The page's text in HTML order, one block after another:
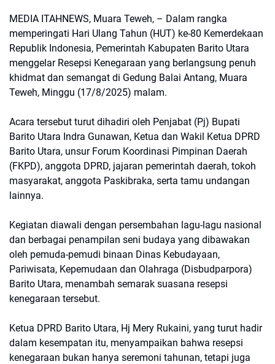
MEDIA ITAHNEWS, Muara Teweh, – Dalam rangka
memperingati Hari Ulang Tahun (HUT) ke-80 Kemerdekaan
Republik Indonesia, Pemerintah Kabupaten Barito Utara
menggelar Resepsi Kenegaraan yang berlangsung penuh
khidmat dan semangat di Gedung Balai Antang, Muara
Teweh, Minggu (17/8/2025) malam.
Acara tersebut turut dihadiri oleh Penjabat (Pj) Bupati
Barito Utara Indra Gunawan, Ketua dan Wakil Ketua DPRD
Barito Utara, unsur Forum Koordinasi Pimpinan Daerah
(FKPD), anggota DPRD, jajaran pemerintah daerah, tokoh
masyarakat, anggota Paskibraka, serta tamu undangan
lainnya.
Kegiatan diawali dengan persembahan lagu-lagu nasional
dan berbagai penampilan seni budaya yang dibawakan
oleh pemuda-pemudi binaan Dinas Kebudayaan,
Pariwisata, Kepemudaan dan Olahraga (Disbudparpora)
Barito Utara, menambah semarak suasana resepsi
kenegaraan tersebut.
Ketua DPRD Barito Utara, Hj Mery Rukaini, yang turut hadir
dalam kesempatan itu, menyampaikan bahwa resepsi
kenegaraan bukan hanya seremoni tahunan, tetapi juga